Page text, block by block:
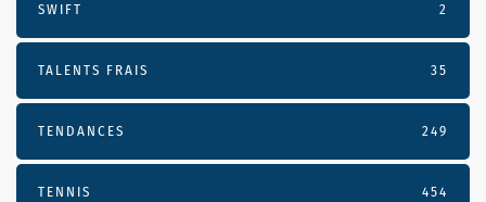
SWIFT 2
TALENTS FRAIS 35
TENDANCES 249
TENNIS 454